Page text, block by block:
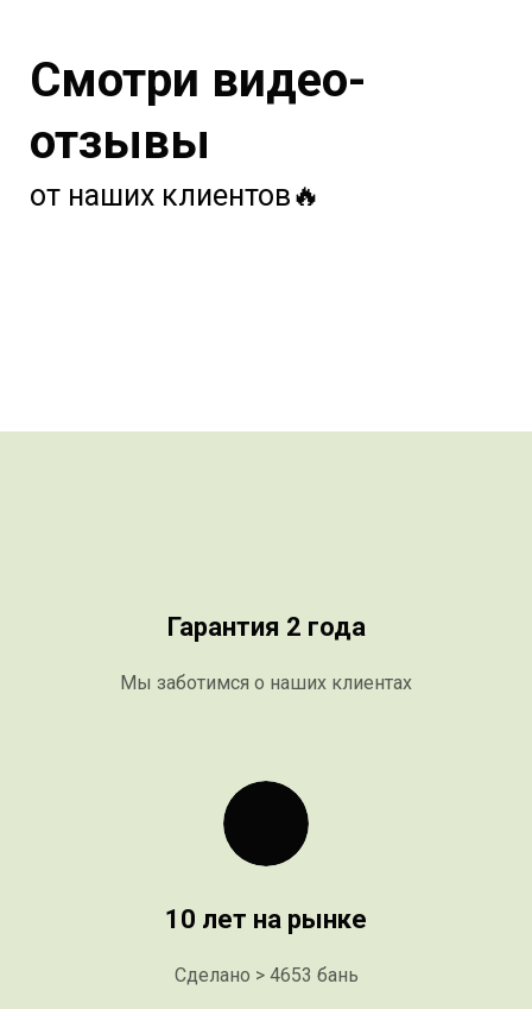
Смотри видео-
отзывы
от наших клиентов🔥
Гарантия 2 года
Мы заботимся о наших клиентах
10 лет на рынке
Сделано > 4653 бань